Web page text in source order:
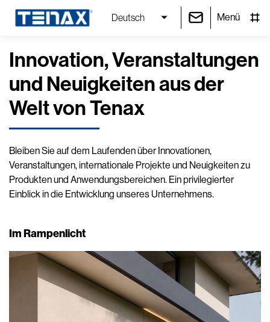
Deutsch Menü
Innovation, Veranstaltungen
und Neuigkeiten aus der
Welt von Tenax
Bleiben Sie auf dem Laufenden über Innovationen,
Veranstaltungen, internationale Projekte und Neuigkeiten zu
Produkten und Anwendungsbereichen. Ein privilegierter
Einblick in die Entwicklung unseres Unternehmens.
Im Rampenlicht